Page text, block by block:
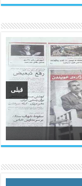
قبلی